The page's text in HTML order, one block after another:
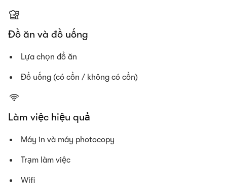
Đồ ăn và đồ uống
Lựa chọn đồ ăn
Đồ uống (có cồn / không có cồn)
Làm việc hiệu quả
Máy in và máy photocopy
Trạm làm việc
Wifi